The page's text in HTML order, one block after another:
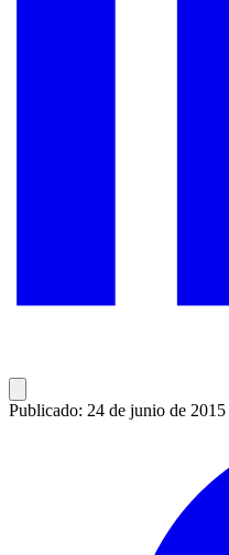
Publicado: 24 de junio de 2015